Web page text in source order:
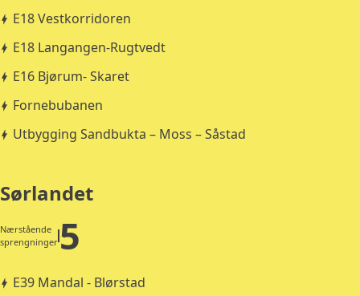
E18 Vestkorridoren
E18 Langangen-Rugtvedt
E16 Bjørum- Skaret
Fornebubanen
Utbygging Sandbukta – Moss – Såstad
Sørlandet
Nærstående
sprengninger 5
E39 Mandal - Blørstad